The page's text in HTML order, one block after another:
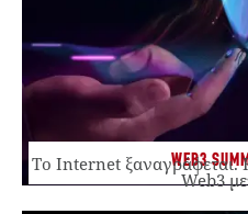
WEB3
Το Internet ξαναγράφεται.
Web3